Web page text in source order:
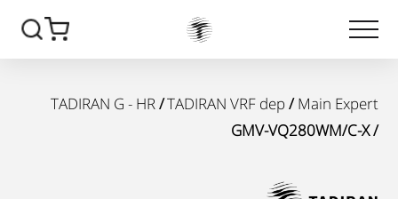
Main Expert
/
TADIRAN VRF dep
/
TADIRAN G - HR
/ GMV-VQ280WM/C-X